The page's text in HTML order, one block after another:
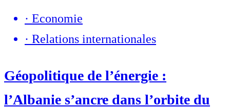
· Economie
· Relations internationales
Géopolitique de l’énergie :
l’Albanie s’ancre dans l’orbite du